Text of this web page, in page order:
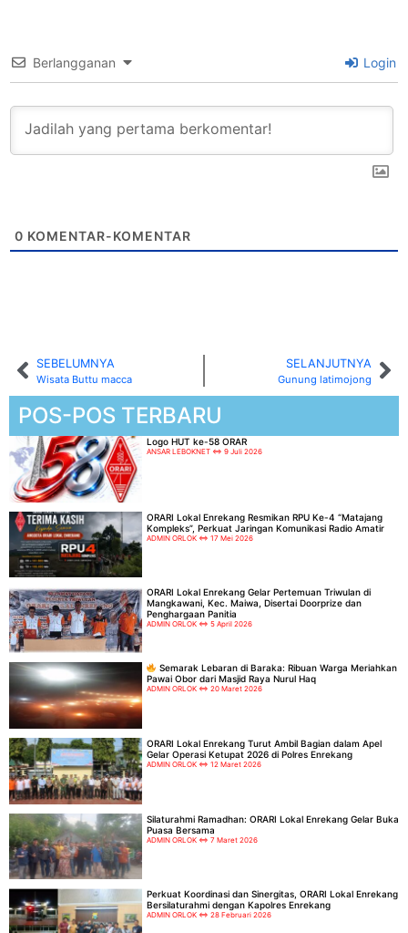
Berlangganan Login
0 KOMENTAR-KOMENTAR
SEBELUMNYA
Wisata Buttu macca
SELANJUTNYA
Gunung latimojong
POS-POS TERBARU
Logo HUT ke-58 ORAR
ANSAR LEBOKNET 9 Juli 2026
ORARI Lokal Enrekang Resmikan RPU Ke-4 “Matajang
Kompleks”, Perkuat Jaringan Komunikasi Radio Amatir
ADMIN ORLOK 17 Mei 2026
ORARI Lokal Enrekang Gelar Pertemuan Triwulan di
Mangkawani, Kec. Maiwa, Disertai Doorprize dan
Penghargaan Panitia
ADMIN ORLOK 5 April 2026
Semarak Lebaran di Baraka: Ribuan Warga Meriahkan
Pawai Obor dari Masjid Raya Nurul Haq
ADMIN ORLOK 20 Maret 2026
ORARI Lokal Enrekang Turut Ambil Bagian dalam Apel
Gelar Operasi Ketupat 2026 di Polres Enrekang
ADMIN ORLOK 12 Maret 2026
Silaturahmi Ramadhan: ORARI Lokal Enrekang Gelar Buka
Puasa Bersama
ADMIN ORLOK 7 Maret 2026
Perkuat Koordinasi dan Sinergitas, ORARI Lokal Enrekang
Bersilaturahmi dengan Kapolres Enrekang
ADMIN ORLOK 28 Februari 2026